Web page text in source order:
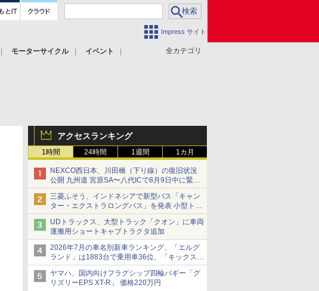
Impress サイト
全カテゴリ
モーターサイクル
イベント
アクセスランキング
1時間 24時間 1週間 1カ月
NEXCO西日本、川田橋（下り線）の復旧状況
公開 九州道 宮原SA〜八代ICで8月9日中に緊急
車両を通行可能に
三菱ふそう、インドネシアで新型バス「キャン
ター・エクストラロングバス」を発表 小型トラ
ックベースの観光・旅客輸送向けバス
UDトラックス、大型トラック「クオン」に車両
運搬用ショートキャブトラクタ追加
2026年7月の車名別新車ランキング、「エルグ
ランド」は1883台で乗用車36位、「キックス」
は2591台で27位に
ヤマハ、国内向けフラグシップ四輪バギー「グ
リズリーEPS XT-R」 価格220万円